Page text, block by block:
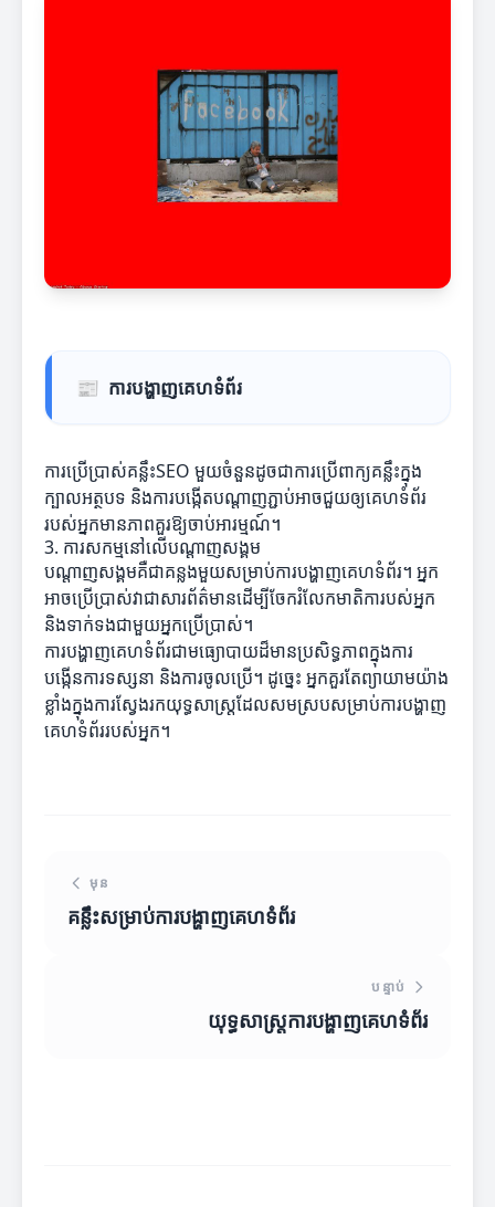
📰 ការបង្ហាញគេហទំព័រ
ការប្រើប្រាស់គន្លឹះSEO មួយចំនួនដូចជាការប្រើពាក្យគន្លឹះក្នុង
ក្បាលអត្ថបទ និងការបង្កើតបណ្ដាញភ្ជាប់អាចជួយឲ្យគេហទំព័រ
របស់អ្នកមានភាពគួរឱ្យចាប់អារម្មណ៍។
3. ការសកម្មនៅលើបណ្តាញសង្គម
បណ្តាញសង្គមគឺជាគន្លងមួយសម្រាប់ការបង្ហាញគេហទំព័រ។ អ្នក
អាចប្រើប្រាស់វាជាសារព័ត៌មានដើម្បីចែករំលែកមាតិការបស់អ្នក
និងទាក់ទងជាមួយអ្នកប្រើប្រាស់។
ការបង្ហាញគេហទំព័រជាមធ្យោបាយដ៏មានប្រសិទ្ធភាពក្នុងការ
បង្កើនការទស្សនា និងការចូលប្រើ។ ដូច្នេះ អ្នកគួរតែព្យាយាមយ៉ាង
ខ្លាំងក្នុងការស្វែងរកយុទ្ធសាស្ត្រដែលសមស្របសម្រាប់ការបង្ហាញ
គេហទំព័ររបស់អ្នក។
មុន
គន្លឹះសម្រាប់ការបង្ហាញគេហទំព័រ
បន្ទាប់
យុទ្ធសាស្ត្រការបង្ហាញគេហទំព័រ